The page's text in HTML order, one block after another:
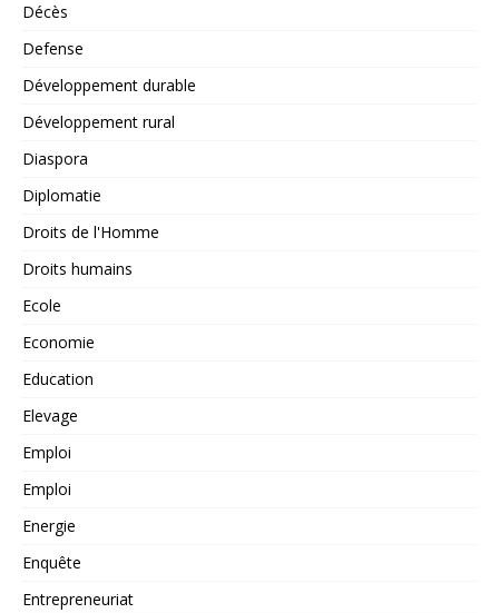
Décès
Defense
Développement durable
Développement rural
Diaspora
Diplomatie
Droits de l'Homme
Droits humains
Ecole
Economie
Education
Elevage
Emploi
Emploi
Energie
Enquête
Entrepreneuriat